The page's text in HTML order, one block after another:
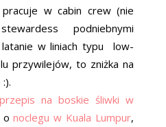
pracuje w cabin crew (nie
podniebnymi
latanie w liniach typu low-
przywilejów, to zniżka na
przepis na boskie śliwki w
onoclegu w Kuala Lumpur,